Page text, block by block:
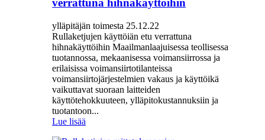
verrattuna hihnakäyttöihin
ylläpitäjän toimesta 25.12.22
Rullaketjujen käyttöiän etu verrattuna
hihnakäyttöihin Maailmanlaajuisessa teollisessa
tuotannossa, mekaanisessa voimansiirrossa ja
erilaisissa voimansiirtotilanteissa
voimansiirtojärjestelmien vakaus ja käyttöikä
vaikuttavat suoraan laitteiden
käyttötehokkuuteen, ylläpitokustannuksiin ja
tuotantoon...
Lue lisää